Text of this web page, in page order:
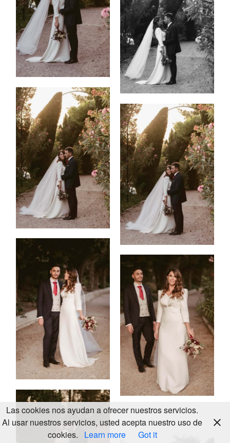
LOOKBOOK
KALEIDOS
WEDDING
© 2024
ALL
RIGHTS
RESERVED
Las cookies nos ayudan a ofrecer nuestros servicios.
Al usar nuestros servicios, usted acepta nuestro uso de
cookies.
Learn more Got it